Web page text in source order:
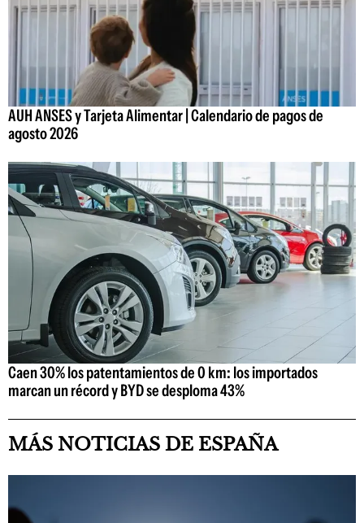
AUH ANSES y Tarjeta Alimentar | Calendario de pagos de
agosto 2026
Caen 30% los patentamientos de 0 km: los importados
marcan un récord y BYD se desploma 43%
MÁS NOTICIAS DE ESPAÑA